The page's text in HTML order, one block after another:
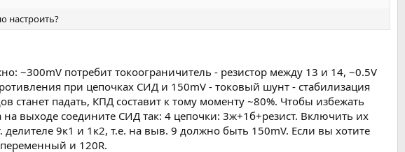
настроить?
~300mV потребит токоограничитель - резистор между 13 и 14, ~0.5V
при цепочках СИД и 150mV - токовый шунт - стабилизация
станет падать, КПД составит к тому моменту ~80%. Чтобы избежать
выходе соедините СИД так: 4 цепочки: 3ж+1б+резист. Включить их
9к1 и 1к2, т.е. на выв. 9 должно быть 150mV. Если вы хотите
переменный и 120R.